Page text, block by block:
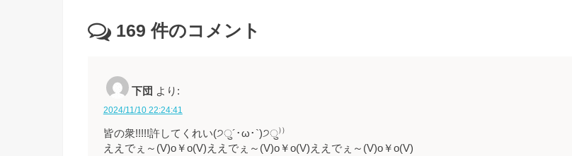
169 件のコメント
下団 より:
2024/11/10 22:24:41
皆の衆!!!!!許してくれい(੭ु´･ω･`)੭ु⁾⁾
ええでぇ～(V)o￥o(V)ええでぇ～(V)o￥o(V)ええでぇ～(V)o￥o(V)